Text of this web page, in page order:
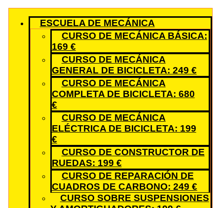
ESCUELA DE MECÁNICA
CURSO DE MECÁNICA BÁSICA:
169 €
CURSO DE MECÁNICA
GENERAL DE BICICLETA: 249 €
CURSO DE MECÁNICA
COMPLETA DE BICICLETA: 680
€
CURSO DE MECÁNICA
ELÉCTRICA DE BICICLETA: 199
€
CURSO DE CONSTRUCTOR DE
RUEDAS: 199 €
CURSO DE REPARACIÓN DE
CUADROS DE CARBONO: 249 €
CURSO SOBRE SUSPENSIONES